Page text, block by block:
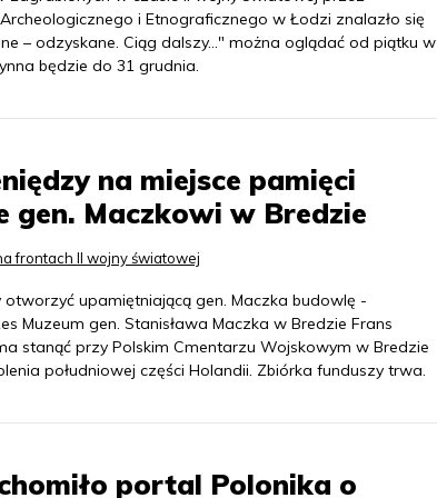
i Etnograficznego w Łodzi znalazło się
– odzyskane. Ciąg dalszy…" można oglądać od piątku w
będzie do 31 grudnia.
na miejsce pamięci
gen. Maczkowi w Bredzie
frontach II wojny światowej
otworzyć upamiętniającą gen. Maczka budowlę -
Muzeum gen. Stanisława Maczka w Bredzie Frans
stanąć przy Polskim Cmentarzu Wojskowym w Bredzie
południowej części Holandii. Zbiórka funduszy trwa.
portal Polonika o